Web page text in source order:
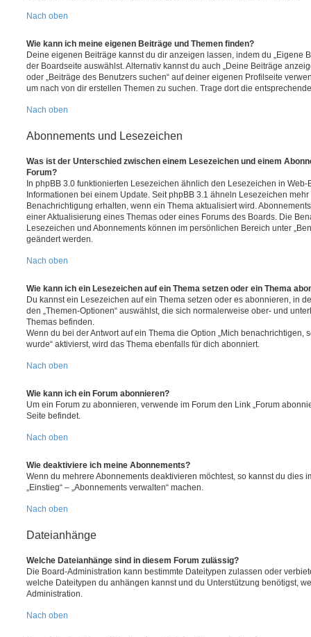
Nach oben
Wie kann ich meine eigenen Beiträge und Themen finden?
Deine eigenen Beiträge kannst du dir anzeigen lassen, indem du „Eigene
der Boardseite auswählst. Alternativ kannst du auch „Deine Beiträge
oder „Beiträge des Benutzers suchen“ auf deiner eigenen Profilseite
um nach von dir erstellen Themen zu suchen. Trage dort die
Nach oben
Abonnements und Lesezeichen
Was ist der Unterschied zwischen einem Lesezeichen und einem
Forum?
In phpBB 3.0 funktionierten Lesezeichen ähnlich den Lesezeichen in
Informationen bei einem Update. Seit phpBB 3.1 ähneln Lesezeichen
Benachrichtigung erhalten, wenn ein Thema aktualisiert wird.
einer Aktualisierung eines Themas oder eines Forums des Boards. Die
Lesezeichen und Abonnements können im persönlichen Bereich unter
geändert werden.
Nach oben
Wie kann ich ein Lesezeichen auf ein Thema setzen oder ein Thema
Du kannst ein Lesezeichen auf ein Thema setzen oder es abonnieren, in
den „Themen-Optionen“ auswählst, die sich normalerweise ober- und
Themas befinden.
Wenn du bei der Antwort auf ein Thema die Option „Mich benachrichtigen,
wurde“ aktivierst, wird das Thema ebenfalls für dich abonniert.
Nach oben
Wie kann ich ein Forum abonnieren?
Um ein Forum zu abonnieren, verwende im Forum den Link „Forum
Seite befindet.
Nach oben
Wie deaktiviere ich meine Abonnements?
Wenn du mehrere Abonnements deaktivieren möchtest, so kannst du dies
„Einstieg“ – „Abonnements verwalten“ machen.
Nach oben
Dateianhänge
Welche Dateianhänge sind in diesem Forum zulässig?
Die Board-Administration kann bestimmte Dateitypen zulassen oder
welche Dateitypen du anhängen kannst und du Unterstützung benötigst,
Administration.
Nach oben